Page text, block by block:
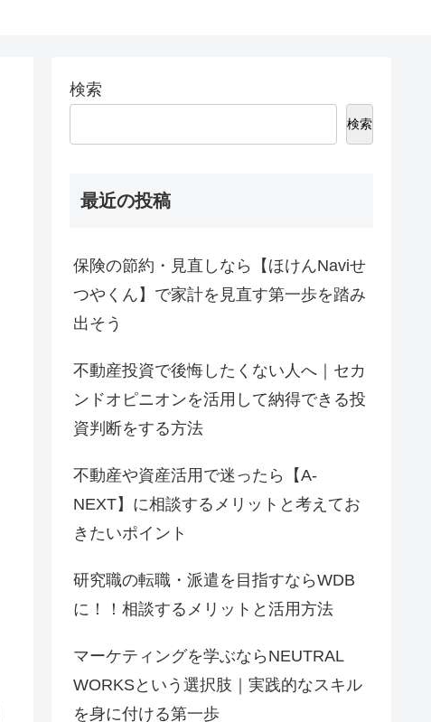
検索
検索
最近の投稿
保険の節約・見直しなら【ほけんNaviせ
つやくん】で家計を見直す第一歩を踏み
出そう
不動産投資で後悔したくない人へ｜セカ
ンドオピニオンを活用して納得できる投
資判断をする方法
不動産や資産活用で迷ったら【A-
NEXT】に相談するメリットと考えてお
きたいポイント
研究職の転職・派遣を目指すならWDB
に！！相談するメリットと活用方法
マーケティングを学ぶならNEUTRAL
WORKSという選択肢｜実践的なスキル
を身に付ける第一歩